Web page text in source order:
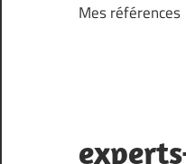
Mes références